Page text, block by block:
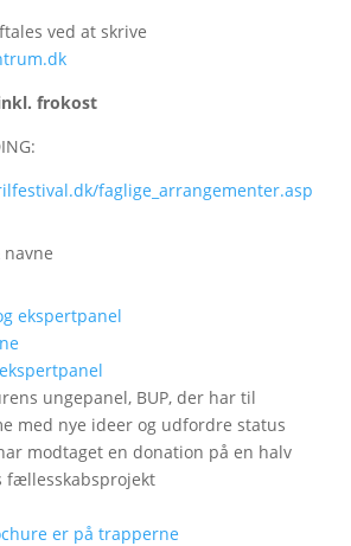
ved at skrive
frokost
faglige_arrangementer.asp
ungepanel, BUP, der har til
med nye ideer og udfordre status
modtaget en donation på en halv
fællesskabsprojekt